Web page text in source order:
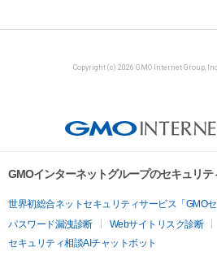
Copyright (c) 2026 GMO Internet Group,
GMOインターネットグループのセキュリテ
世界初総合ネットセキュリティサービス「GMOセ
パスワード漏洩診断
Webサイトリスク診断
セキュリティ相談AIチャットボット